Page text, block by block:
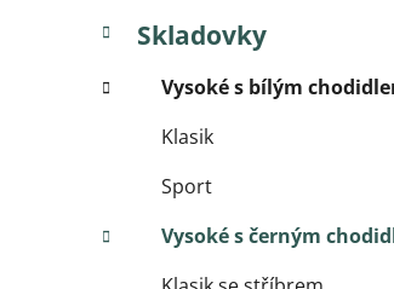
Postranní panel
Přeskočit kategorie
Kategorie
Skladovky
Vysoké s bílým
Klasik
Sport
Vysoké s černým